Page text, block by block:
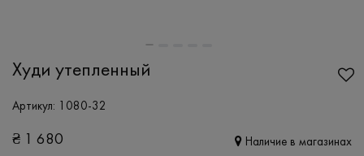
Худи утепленный
Артикул: 1080-32
₴ 1 680 Наличие в магазинах